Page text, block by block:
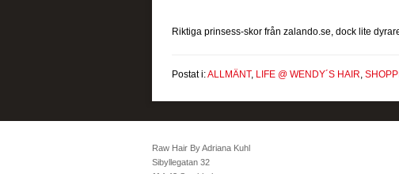
Riktiga prinsess-skor från zalando.se, dock lite
Postat i:ALLMÄNT, LIFE @ WENDY´S HAIR,
Raw Hair By Adriana Kuhl
Sibyllegatan 32